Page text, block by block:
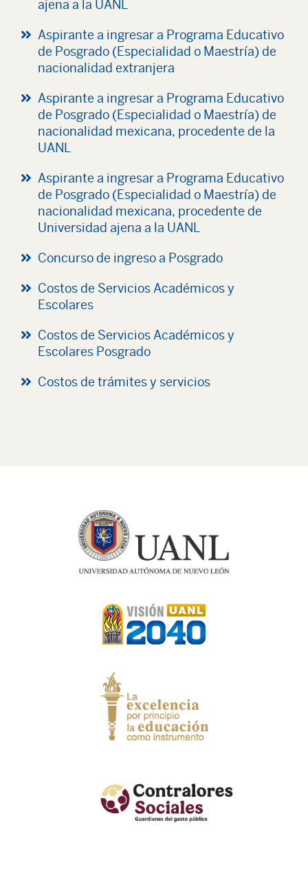
ajena a la UANL
Aspirante a ingresar a Programa Educativo
de Posgrado (Especialidad o Maestría) de
nacionalidad extranjera
Aspirante a ingresar a Programa Educativo
de Posgrado (Especialidad o Maestría) de
nacionalidad mexicana, procedente de la
UANL
Aspirante a ingresar a Programa Educativo
de Posgrado (Especialidad o Maestría) de
nacionalidad mexicana, procedente de
Universidad ajena a la UANL
Concurso de ingreso a Posgrado
Costos de Servicios Académicos y
Escolares
Costos de Servicios Académicos y
Escolares Posgrado
Costos de trámites y servicios